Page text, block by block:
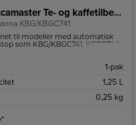
Moccamaster Te- og kaffetilbehør
KBG/KBGC741
til modeller med automatisk
som KBG/KBGC741, KGBC744,
1-pak
1,25 L
0,25 kg